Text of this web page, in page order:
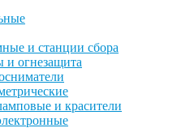
и станции сбора
и огнезащита
и красители